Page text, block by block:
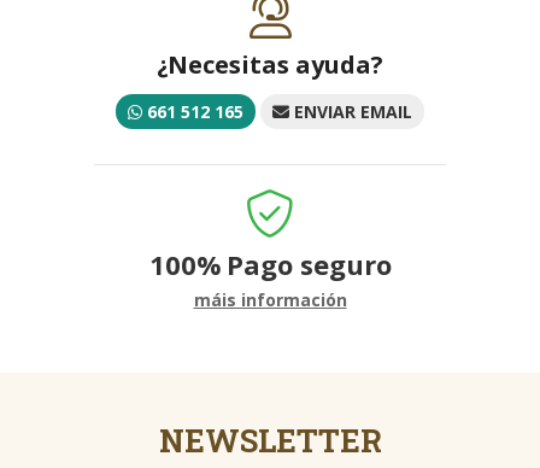
¿Necesitas ayuda?
661 512 165 ENVIAR EMAIL
100% Pago seguro
máis información
NEWSLETTER